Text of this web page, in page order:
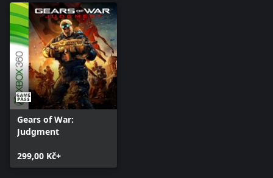
Gears of War:
Judgment
299,00 Kč+